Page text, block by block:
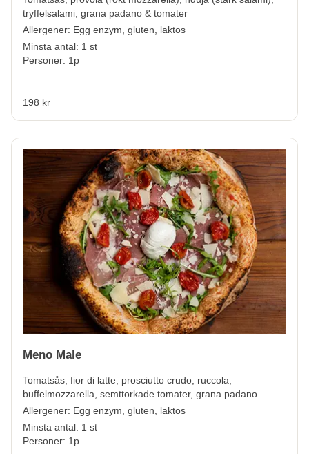
tryffelsalami, grana padano & tomater
Allergener: Egg enzym, gluten, laktos
Minsta antal: 1 st
Personer: 1p
198 kr
Meno Male
Tomatsås, fior di latte, prosciutto crudo, ruccola,
buffelmozzarella, semttorkade tomater, grana padano
Allergener: Egg enzym, gluten, laktos
Minsta antal: 1 st
Personer: 1p